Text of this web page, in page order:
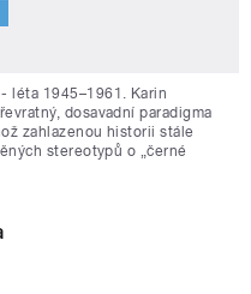
léta 1945–1961. Karin
dosavadní paradigma
zahlazenou historii stále
stereotypů o „černé